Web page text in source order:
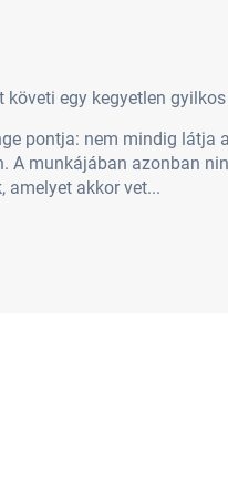
egy kegyetlen
pontja: nem mindig látja
A munkájában azonban
amelyet akkor vet...